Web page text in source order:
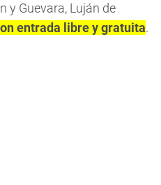
y Guevara, Luján de
entrada libre y gratuita.